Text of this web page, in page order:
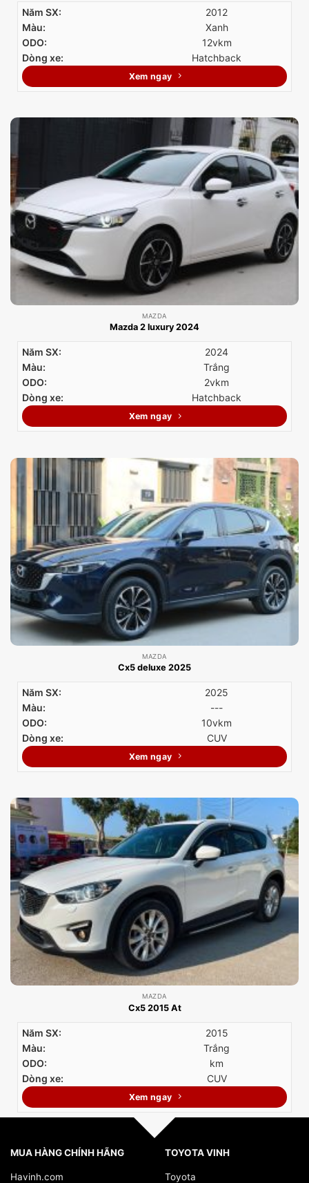
Năm SX:
2012
Màu:
Xanh
ODO:
12vkm
Dòng xe:
Hatchback
Xem ngay
MAZDA
Mazda 2 luxury 2024
Năm SX:
2024
Màu:
Trắng
ODO:
2vkm
Dòng xe:
Hatchback
Xem ngay
MAZDA
Cx5 deluxe 2025
Năm SX:
2025
Màu:
---
ODO:
10vkm
Dòng xe:
CUV
Xem ngay
MAZDA
Cx5 2015 At
Năm SX:
2015
Màu:
Trắng
ODO:
km
Dòng xe:
CUV
Xem ngay
MUA HÀNG CHÍNH HÃNG
Havinh.com
TOYOTA VINH
Toyota